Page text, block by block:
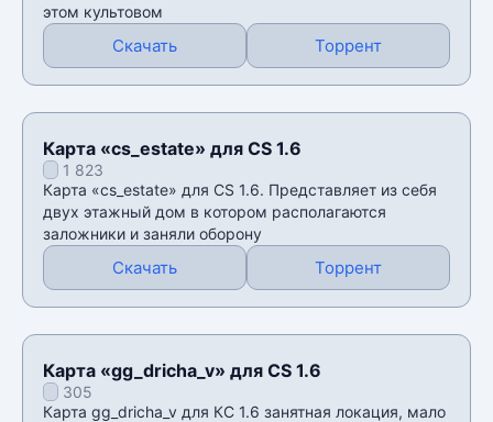
этом культовом
Скачать Торрент
Карта «cs_estate» для CS 1.6
1 823
Карта «cs_estate» для CS 1.6. Представляет из себя
двух этажный дом в котором располагаются
заложники и заняли оборону
Скачать Торрент
Карта «gg_dricha_v» для CS 1.6
305
Карта gg_dricha_v для КС 1.6 занятная локация, мало